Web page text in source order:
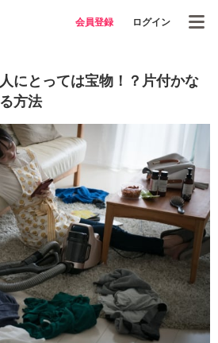
会員登録 ログイン
にとっては宝物！？片付かな
方法